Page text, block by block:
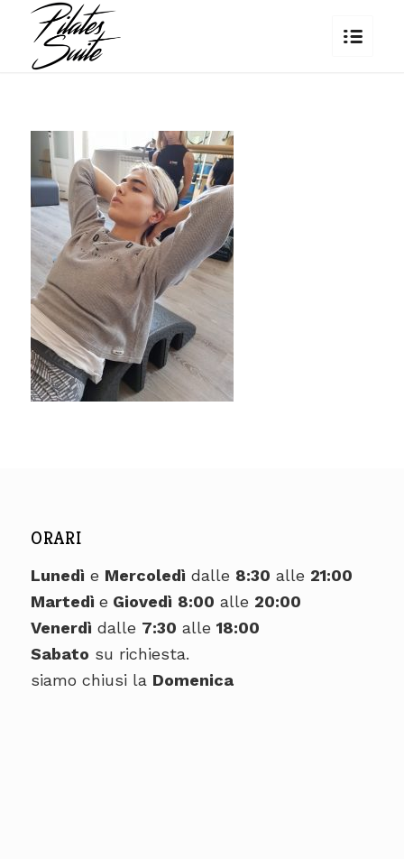
ORARI
Lunedì e Mercoledì dalle 8:30 alle 21:00
Martedì e Giovedì 8:00 alle 20:00
Venerdì dalle 7:30 alle 18:00
Sabato su richiesta.
siamo chiusi la Domenica